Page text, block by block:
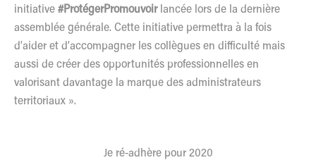
initiative #ProtégerPromouvoir lancée lors de la dernière
assemblée générale. Cette initiative permettra à la fois
d’aider et d’accompagner les collègues en difficulté mais
aussi de créer des opportunités professionnelles en
valorisant davantage la marque des administrateurs
territoriaux ».
Je ré-adhère pour 2020